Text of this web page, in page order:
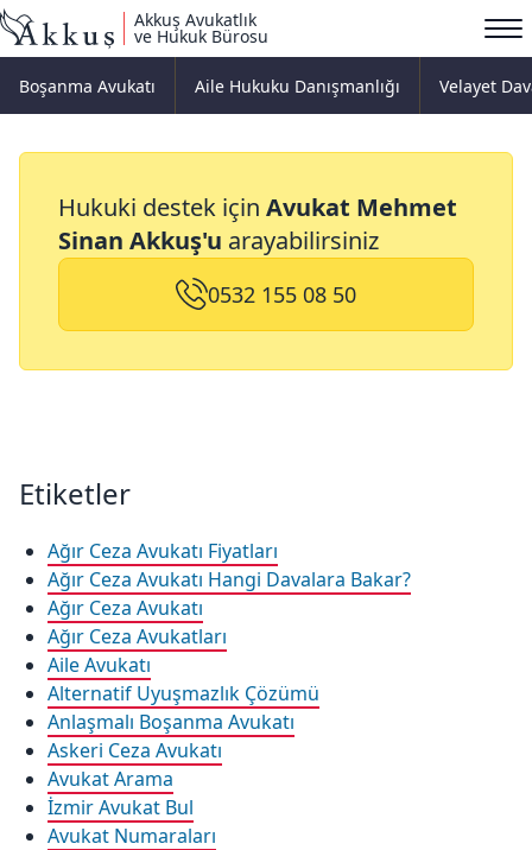
Akkuş Avukatlık
ve Hukuk Bürosu
Boşanma Avukatı Aile Hukuku Danışmanlığı Velayet
Hukuki destek için Avukat Mehmet
Sinan Akkuş'u arayabilirsiniz
0532 155 08 50
Etiketler
Ağır Ceza Avukatı Fiyatları
Ağır Ceza Avukatı Hangi Davalara Bakar?
Ağır Ceza Avukatı
Ağır Ceza Avukatları
Aile Avukatı
Alternatif Uyuşmazlık Çözümü
Anlaşmalı Boşanma Avukatı
Askeri Ceza Avukatı
Avukat Arama
İzmir Avukat Bul
Avukat Numaraları